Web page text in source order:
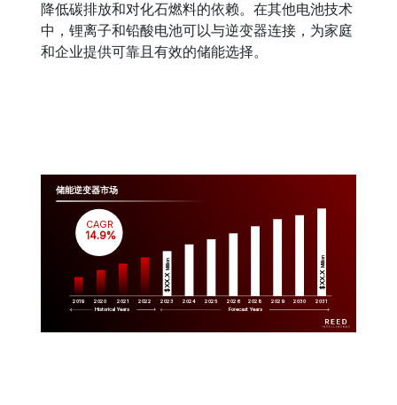
降低碳排放和对化石燃料的依赖。在其他电池技术
中，锂离子和铅酸电池可以与逆变器连接，为家庭
和企业提供可靠且有效的储能选择。
储能逆变器市场
2019 2020 2021 2022 2023 2024 2025 2026 2028 2029 2030 2031
$XX.X
Million
$XX.X
Million
CAGR
14.9%
Historical Years Forecast Years